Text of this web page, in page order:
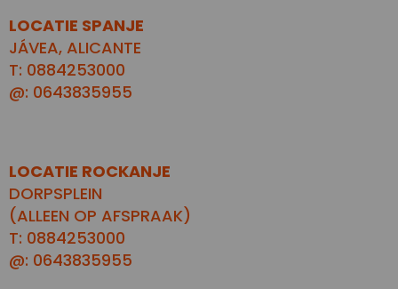
LOCATIE SPANJE
JÁVEA, ALICANTE
T: 0884253000
@: 0643835955
LOCATIE ROCKANJE
DORPSPLEIN
(ALLEEN OP AFSPRAAK)
T: 0884253000
@: 0643835955